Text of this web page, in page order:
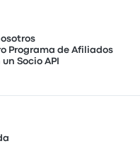
Programa de Afiliados
Socio API